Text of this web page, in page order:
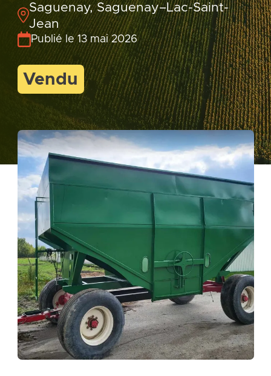
Saguenay, Saguenay–Lac-Saint-
Jean
Publié le 13 mai 2026
Vendu